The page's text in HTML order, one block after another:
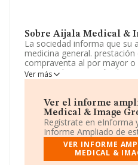
Sobre Aijala Medical &
La sociedad informa que su
medicina general.
compraventa al por mayor
sanitario. la prestación de
peluquería, estética,
intermediación en
registrada como Sociedad
referencia CNAE
general', cuyo Código es
actividad en mercados
La dirección de correo es
Ver más
Ver el informe
Medical & Image
Regístrate en eInforma
Informe Ampliado de
VER INFORME
MEDICAL &